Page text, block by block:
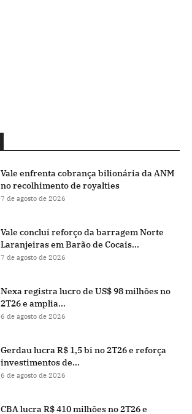
Vale enfrenta cobrança bilionária da ANM
no recolhimento de royalties
7 de agosto de 2026
Vale conclui reforço da barragem Norte
Laranjeiras em Barão de Cocais...
7 de agosto de 2026
Nexa registra lucro de US$ 98 milhões no
2T26 e amplia...
6 de agosto de 2026
Gerdau lucra R$ 1,5 bi no 2T26 e reforça
investimentos de...
6 de agosto de 2026
CBA lucra R$ 410 milhões no 2T26 e